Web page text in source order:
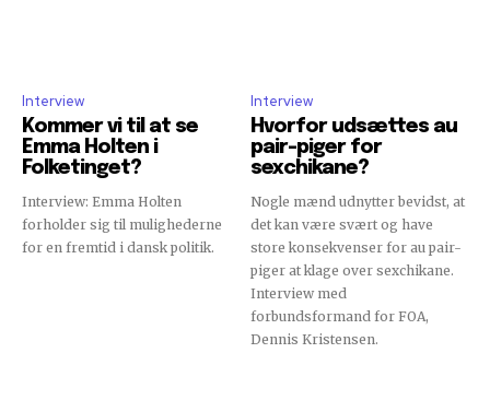
Interview
Kommer vi til at se
Emma Holten i
Folketinget?
Interview: Emma Holten
forholder sig til mulighederne
for en fremtid i dansk politik.
Interview
Hvorfor udsættes au
pair-piger for
sexchikane?
Nogle mænd udnytter bevidst, at
det kan være svært og have
store konsekvenser for au pair-
piger at klage over sexchikane.
Interview med
forbundsformand for FOA,
Dennis Kristensen.